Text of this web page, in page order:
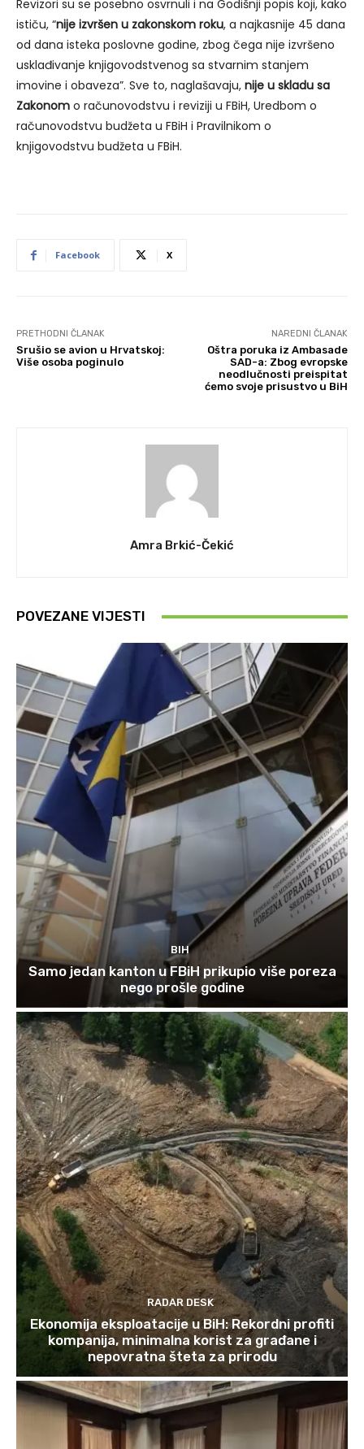
Revizori su se posebno osvrnuli i na Godišnji popis koji, kako
ističu, “nije izvršen u zakonskom roku, a najkasnije 45 dana
od dana isteka poslovne godine, zbog čega nije izvršeno
usklađivanje knjigovodstvenog sa stvarnim stanjem
imovine i obaveza”. Sve to, naglašavaju, nije u skladu sa
Zakonom o računovodstvu i reviziji u FBiH, Uredbom o
računovodstvu budžeta u FBiH i Pravilnikom o
knjigovodstvu budžeta u FBiH.
Facebook X
PRETHODNI ČLANAK
Srušio se avion u Hrvatskoj:
Više osoba poginulo
NAREDNI ČLANAK
Oštra poruka iz Ambasade
SAD-a: Zbog evropske
neodlučnosti preispitat
ćemo svoje prisustvo u BiH
Amra Brkić-Čekić
POVEZANE VIJESTI
BIH
Samo jedan kanton u FBiH prikupio više poreza
nego prošle godine
RADAR DESK
Ekonomija eksploatacije u BiH: Rekordni profiti
kompanija, minimalna korist za građane i
nepovratna šteta za prirodu